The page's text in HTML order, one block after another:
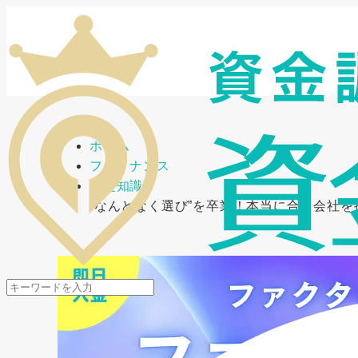
メニューを開閉
ホーム
ファイナンス
基礎知識
“なんとなく選び”を卒業！本当に合う会社